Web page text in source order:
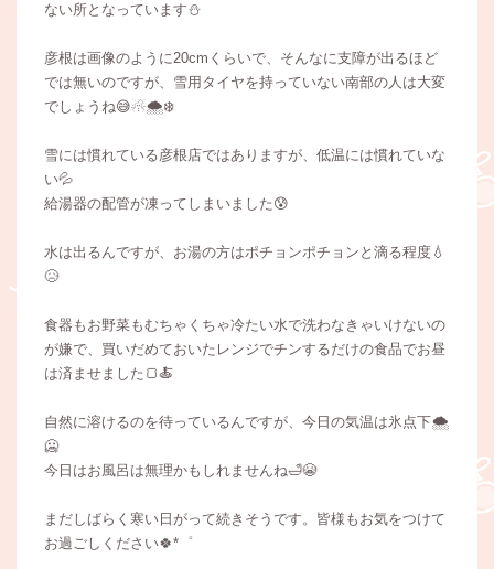
ない所となっています⛄️
彦根は画像のように20cmくらいで、そんなに支障が出るほど
では無いのですが、雪用タイヤを持っていない南部の人は大変
でしょうね😅☃🌨️❄️
雪には慣れている彦根店ではありますが、低温には慣れていな
い💦
給湯器の配管が凍ってしまいました😰
水は出るんですが、お湯の方はポチョンポチョンと滴る程度💧
😥
食器もお野菜もむちゃくちゃ冷たい水で洗わなきゃいけないの
が嫌で、買いだめておいたレンジでチンするだけの食品でお昼
は済ませました🍞🍝
自然に溶けるのを待っているんですが、今日の気温は氷点下🌨
🥶
今日はお風呂は無理かもしれませんね🛁😭
まだしばらく寒い日がって続きそうです。皆様もお気をつけて
お過ごしください🍀*゜